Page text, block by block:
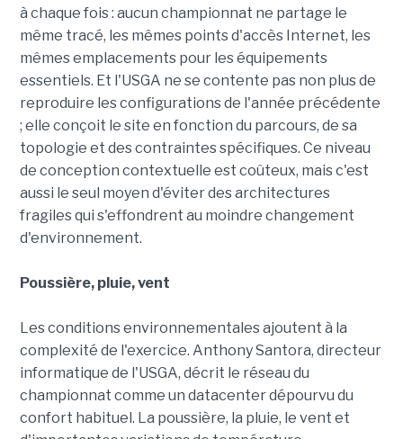
à chaque fois : aucun championnat ne partage le
même tracé, les mêmes points d'accès Internet, les
mêmes emplacements pour les équipements
essentiels. Et l'USGA ne se contente pas non plus de
reproduire les configurations de l'année précédente
; elle conçoit le site en fonction du parcours, de sa
topologie et des contraintes spécifiques. Ce niveau
de conception contextuelle est coûteux, mais c'est
aussi le seul moyen d'éviter des architectures
fragiles qui s'effondrent au moindre changement
d'environnement.
Poussière, pluie, vent
Les conditions environnementales ajoutent à la
complexité de l'exercice. Anthony Santora, directeur
informatique de l'USGA, décrit le réseau du
championnat comme un datacenter dépourvu du
confort habituel. La poussière, la pluie, le vent et